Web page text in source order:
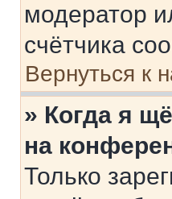
модератор
счётчика
Вернуться к
» Когда я
на
Только